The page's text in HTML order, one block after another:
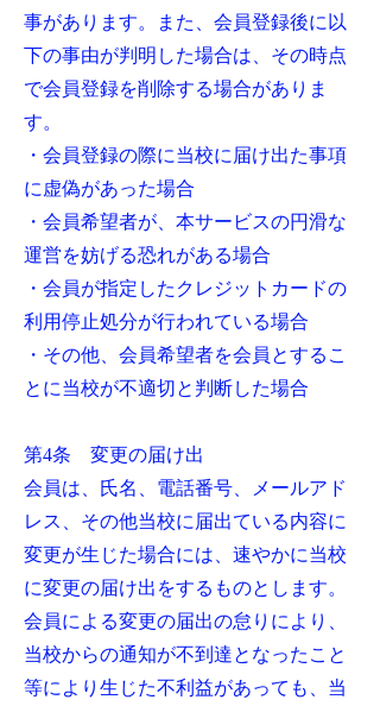
事があります。また、会員登録後に以
下の事由が判明した場合は、その時点
で会員登録を削除する場合がありま
す。
・会員登録の際に当校に届け出た事項
に虚偽があった場合
・会員希望者が、本サービスの円滑な
運営を妨げる恐れがある場合
・会員が指定したクレジットカードの
利用停止処分が行われている場合
・その他、会員希望者を会員とするこ
とに当校が不適切と判断した場合
第4条 変更の届け出
会員は、氏名、電話番号、メールアド
レス、その他当校に届出ている内容に
変更が生じた場合には、速やかに当校
に変更の届け出をするものとします。
会員による変更の届出の怠りにより、
当校からの通知が不到達となったこと
等により生じた不利益があっても、当